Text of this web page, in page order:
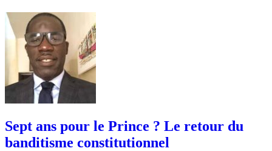
Sept ans pour le Prince ? Le retour du
banditisme constitutionnel